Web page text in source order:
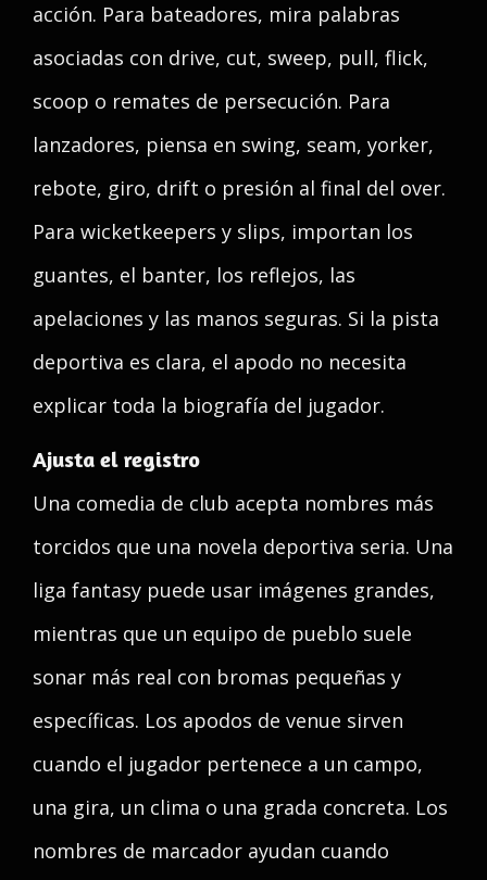
acción. Para bateadores, mira palabras
asociadas con drive, cut, sweep, pull, flick,
scoop o remates de persecución. Para
lanzadores, piensa en swing, seam, yorker,
rebote, giro, drift o presión al final del over.
Para wicketkeepers y slips, importan los
guantes, el banter, los reflejos, las
apelaciones y las manos seguras. Si la pista
deportiva es clara, el apodo no necesita
explicar toda la biografía del jugador.
Ajusta el registro
Una comedia de club acepta nombres más
torcidos que una novela deportiva seria. Una
liga fantasy puede usar imágenes grandes,
mientras que un equipo de pueblo suele
sonar más real con bromas pequeñas y
específicas. Los apodos de venue sirven
cuando el jugador pertenece a un campo,
una gira, un clima o una grada concreta. Los
nombres de marcador ayudan cuando